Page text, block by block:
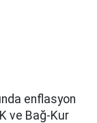
enflasyon
ve Bağ-Kur